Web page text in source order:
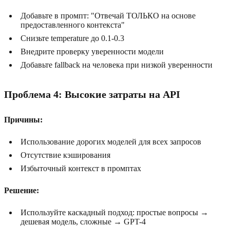
Добавьте в промпт: "Отвечай ТОЛЬКО на основе
предоставленного контекста"
Снизьте temperature до 0.1-0.3
Внедрите проверку уверенности модели
Добавьте fallback на человека при низкой уверенности
Проблема 4: Высокие затраты на API
Причины:
Использование дорогих моделей для всех запросов
Отсутствие кэширования
Избыточный контекст в промптах
Решение:
Используйте каскадный подход: простые вопросы →
дешевая модель, сложные → GPT-4